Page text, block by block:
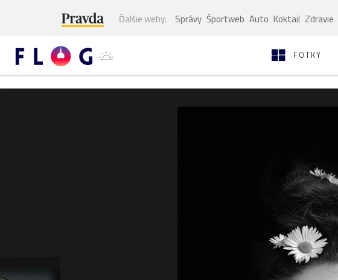
Ďalšie weby: Správy Športweb Auto Koktail Zdravie
FOTKY